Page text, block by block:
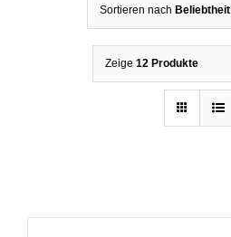
Sortieren nach Beliebtheit
Zeige 12 Produkte